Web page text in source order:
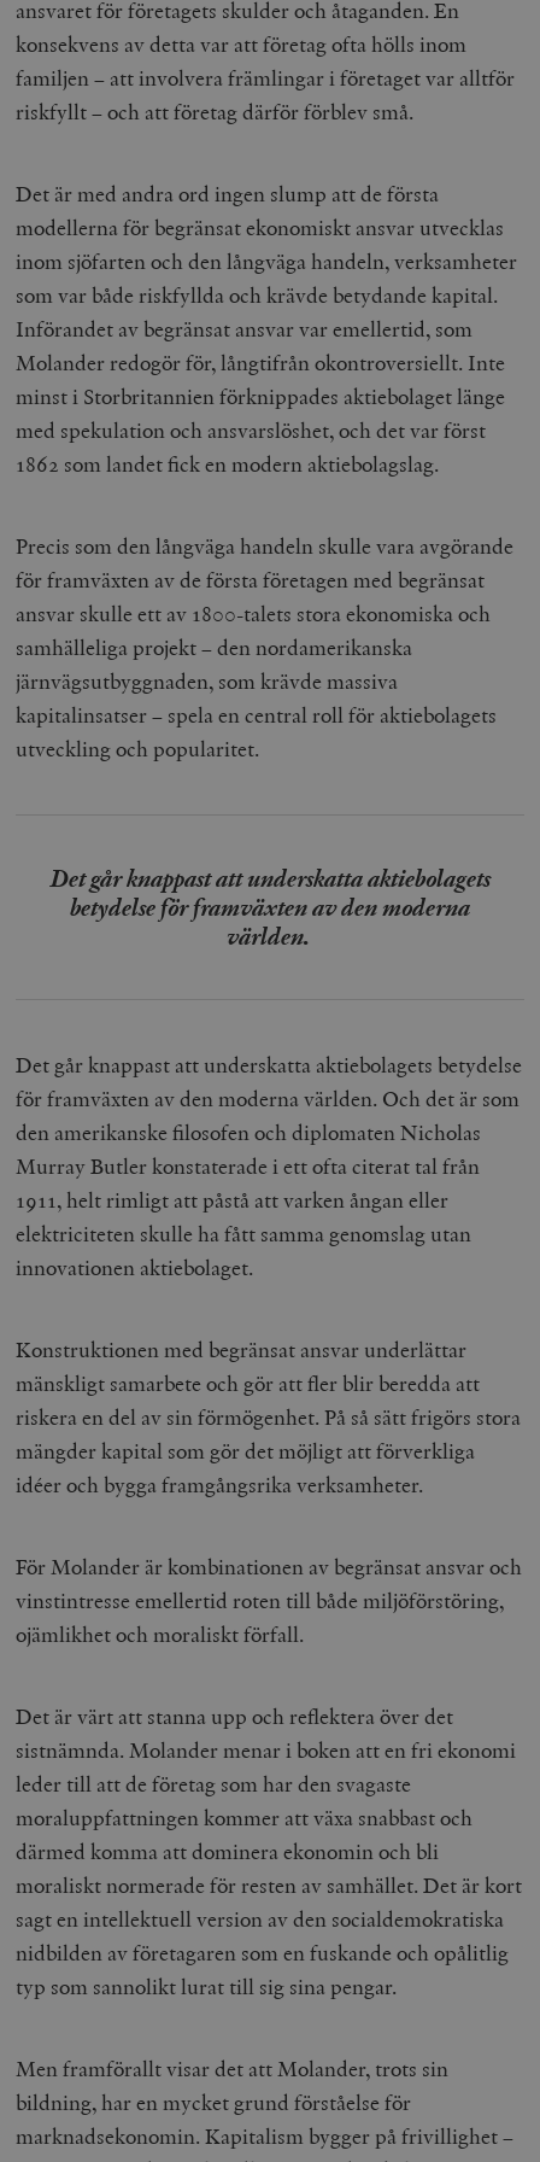
ansvaret för företagets skulder och åtaganden. En
konsekvens av detta var att företag ofta hölls inom
familjen – att involvera främlingar i företaget var alltför
riskfyllt – och att företag därför förblev små.
Det är med andra ord ingen slump att de första
modellerna för begränsat ekonomiskt ansvar utvecklas
inom sjöfarten och den långväga handeln, verksamheter
som var både riskfyllda och krävde betydande kapital.
Införandet av begränsat ansvar var emellertid, som
Molander redogör för, långtifrån okontroversiellt. Inte
minst i Storbritannien förknippades aktiebolaget länge
med spekulation och ansvarslöshet, och det var först
1862 som landet fick en modern aktiebolagslag.
Precis som den långväga handeln skulle vara avgörande
för framväxten av de första företagen med begränsat
ansvar skulle ett av 1800-talets stora ekonomiska och
samhälleliga projekt – den nordamerikanska
järnvägsutbyggnaden, som krävde massiva
kapitalinsatser – spela en central roll för aktiebolagets
utveckling och popularitet.
Det går knappast att underskatta aktiebolagets
betydelse för framväxten av den moderna
världen.
Det går knappast att underskatta aktiebolagets betydelse
för framväxten av den moderna världen. Och det är som
den amerikanske filosofen och diplomaten Nicholas
Murray Butler konstaterade i ett ofta citerat tal från
1911, helt rimligt att påstå att varken ångan eller
elektriciteten skulle ha fått samma genomslag utan
innovationen aktiebolaget.
Konstruktionen med begränsat ansvar underlättar
mänskligt samarbete och gör att fler blir beredda att
riskera en del av sin förmögenhet. På så sätt frigörs stora
mängder kapital som gör det möjligt att förverkliga
idéer och bygga framgångsrika verksamheter.
För Molander är kombinationen av begränsat ansvar och
vinstintresse emellertid roten till både miljöförstöring,
ojämlikhet och moraliskt förfall.
Det är värt att stanna upp och reflektera över det
sistnämnda. Molander menar i boken att en fri ekonomi
leder till att de företag som har den svagaste
moraluppfattningen kommer att växa snabbast och
därmed komma att dominera ekonomin och bli
moraliskt normerade för resten av samhället. Det är kort
sagt en intellektuell version av den socialdemokratiska
nidbilden av företagaren som en fuskande och opålitlig
typ som sannolikt lurat till sig sina pengar.
Men framförallt visar det att Molander, trots sin
bildning, har en mycket grund förståelse för
marknadsekonomin. Kapitalism bygger på frivillighet –